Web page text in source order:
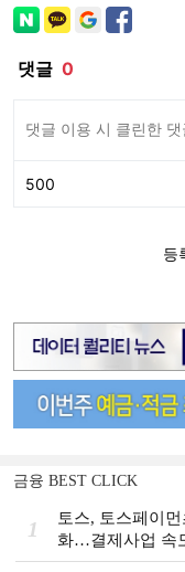
금융 BEST CLICK
1
토스, 토스페이먼
화…결제사업 속